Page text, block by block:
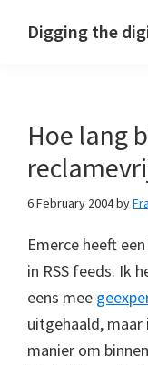
Digging the
Hoe lang
6 February 2004by
Emerce heeft
in RSS feeds. Ik
eens mee
uitgehaald, maar
manier om